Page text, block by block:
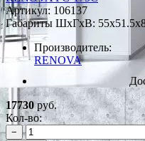
Артикул: 106137
Габариты ШxГxВ:
Производитель:
RENOVA
17730руб.
Кол-во:
−